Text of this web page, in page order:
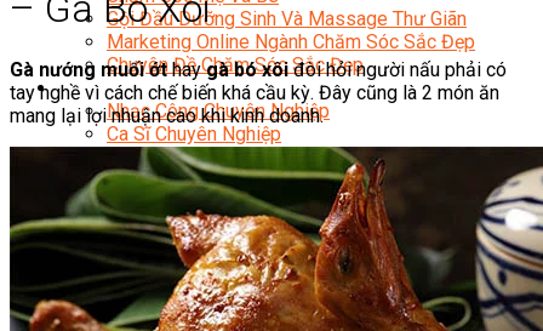
Gội Đầu Dưỡng Sinh Và Massage Thư Giãn
Marketing Online Ngành Chăm Sóc Sắc Đẹp
Chuyên Đề Chăm Sóc Sắc Đẹp
Âm Nhạc
Nhạc Công Chuyên Nghiệp
Ca Sĩ Chuyên Nghiệp
Học Đàn Violin
Học Violin Cover
Học Đàn Piano
Học Piano Đệm Hát
Học Piano Trẻ Em
Học Đàn Guitar
Học Guitar Đệm Hát
Học Electric Guitar (Guitar Điện)
Gà nướng muối ớthaygà bó xôiđòi hỏi người nấu phải có
tay nghề vì cách chế biến khá cầu kỳ. Đây cũng là 2 món ăn
mang lại lợi nhuận cao khi kinh doanh.